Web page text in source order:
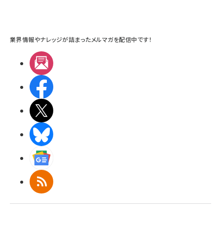
業界情報やナレッジが詰まったメルマガを配信中です！
RSS